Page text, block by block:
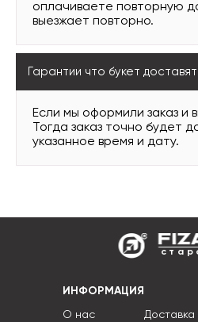
оплачиваете повторную
выезжает повторно.
Гарантии что букет
Если мы оформили заказ и
Тогда заказ точно будет
указанное время и дату.
ИНФОРМАЦИЯ
О нас Доставка